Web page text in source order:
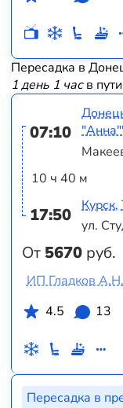
Пересадка в
1 день 1 часв пути
07:10
10 ч 40 м
17:50
От 5670 руб.
ул.
ИП Гладков А.Н.
4.5
13
Пересадка в